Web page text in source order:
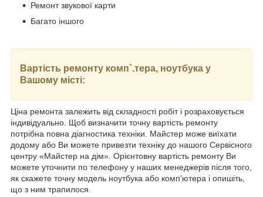
Ремонт звукової карти
Багато іншого
Вартість ремонту комп`.тера, ноутбука у
Вашому місті:
Ціна ремонта залежить від складності робіт і розраховується
індивідуально. Щоб визначити точну вартість ремонту
потрібна повна діагностика техніки. Майстер може виїхати
додому або Ви можете привезти техніку до нашого Сервісного
центру «Майстер на дім». Орієнтовну вартість ремонту Ви
можете уточнити по телефону у наших менеджерів після того,
як скажете точну модель ноутбука або комп'ютера і опишіть,
що з ним трапилося.